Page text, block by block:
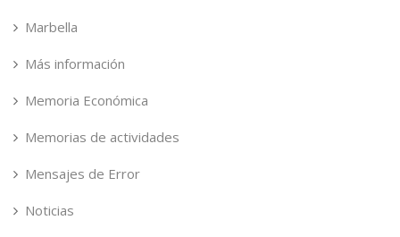
Marbella
Más información
Memoria Económica
Memorias de actividades
Mensajes de Error
Noticias